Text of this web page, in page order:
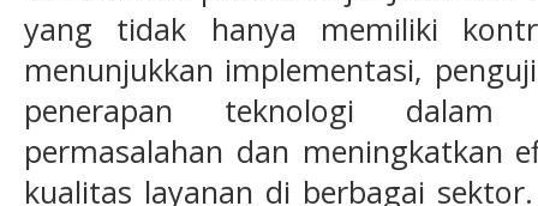
yang tidak hanya memiliki
menunjukkan implementasi,
penerapan teknologi dalam
permasalahan dan meningkatkan
kualitas layanan di berbagai